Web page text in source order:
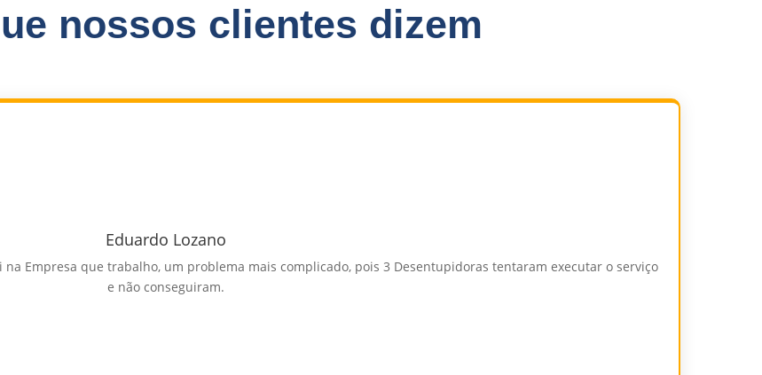
nossos clientes dizem
Eduardo Lozano
Empresa que trabalho, um problema mais complicado, pois 3 Desentupidoras tentaram executar o serviço
e não conseguiram.